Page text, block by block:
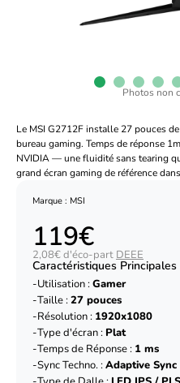
Photos non
Le MSI G2712F installe 27 pouces
bureau gaming. Temps de réponse
NVIDIA — une fluidité sans tearing
grand écran gaming de référence
Marque : MSI
119€
2,08€ d'éco-part DEEE
Caractéristiques Principales
Utilisation :Gamer
Taille :27 pouces
Résolution : 1920x1080
Type d'écran : Plat
Temps de Réponse : 1 ms
Sync Techno. :Adaptive Sync